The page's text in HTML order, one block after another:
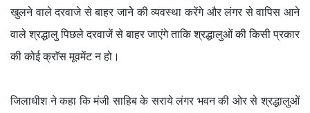
खुलने वाले दरवाजे से बाहर जानेे की व्यवस्था करेंगे और लंगर से वापिस आने
वाले श्रद्धालु पिछले दरवाजें से बाहर जाएंगे ताकि श्रद्धालुओं की किसी प्रकार
की कोई क्राॅस मूवमेंट न हो।
जिलाधीश ने कहा कि मंजी साहिब के सराये लंगर भवन की ओर से श्रद्धालुओं